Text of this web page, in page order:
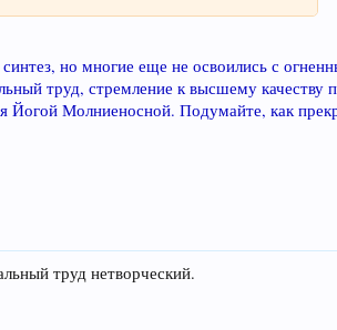
но многие еще не освоились с
труд, стремление к высшему качеству
Молниеносной. Подумайте, как
труд нетворческий.